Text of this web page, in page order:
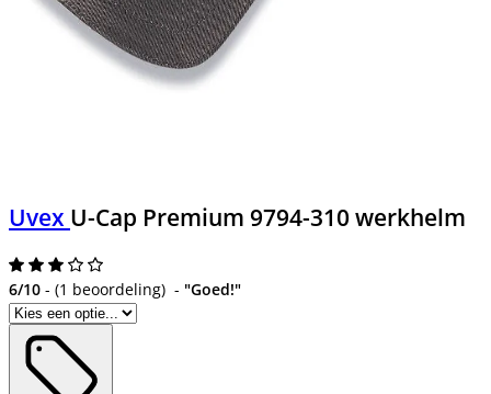
Uvex U-Cap Premium 9794-310 werkhelm
6/10 - (1 beoordeling) - "Goed!"